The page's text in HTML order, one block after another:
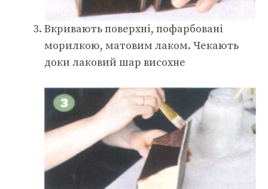
Вкривають поверхні, пофарбовані
морилкою, матовим лаком. Чекають
доки лаковий шар висохне